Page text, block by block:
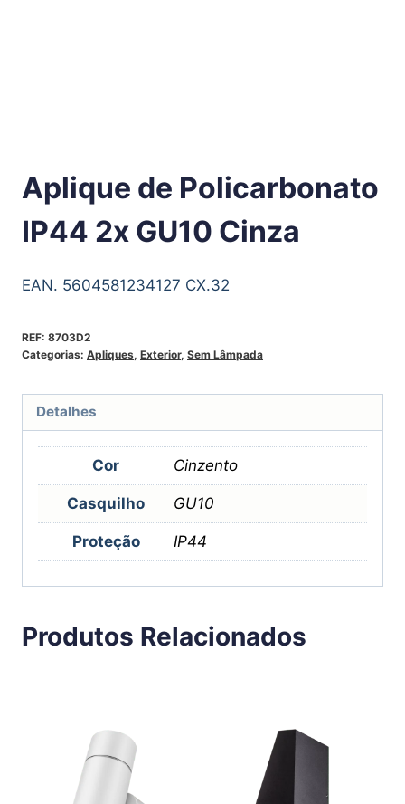
Aplique de Policarbonato
IP44 2x GU10 Cinza
EAN. 5604581234127 CX.32
REF: 8703D2
Categorias: Apliques, Exterior, Sem Lâmpada
Detalhes
Cor Cinzento
Casquilho GU10
Proteção IP44
Produtos Relacionados